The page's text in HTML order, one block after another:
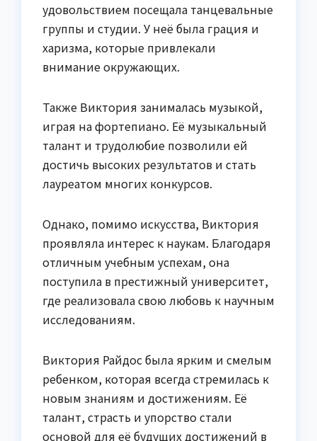
удовольствием посещала танцевальные
группы и студии. У неё была грация и
харизма, которые привлекали
внимание окружающих.
Также Виктория занималась музыкой,
играя на фортепиано. Её музыкальный
талант и трудолюбие позволили ей
достичь высоких результатов и стать
лауреатом многих конкурсов.
Однако, помимо искусства, Виктория
проявляла интерес к наукам. Благодаря
отличным учебным успехам, она
поступила в престижный университет,
где реализовала свою любовь к научным
исследованиям.
Виктория Райдос была ярким и смелым
ребенком, которая всегда стремилась к
новым знаниям и достижениям. Её
талант, страсть и упорство стали
основой для её будущих достижений в